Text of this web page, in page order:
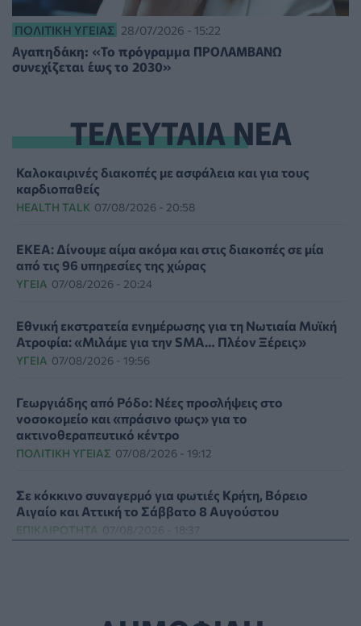
ΠΟΛΙΤΙΚΉ ΥΓΕΊΑΣ 28/07/2026 - 15:22
Αγαπηδάκη: «Το πρόγραμμα ΠΡΟΛΑΜΒΑΝΩ
συνεχίζεται έως το 2030»
ΤΕΛΕΥΤΑΙΑ ΝΕΑ
Καλοκαιρινές διακοπές με ασφάλεια και για τους
καρδιοπαθείς
HEALTH TALK 07/08/2026 - 20:58
ΕΚΕΑ: Δίνουμε αίμα ακόμα και στις διακοπές σε μία
από τις 96 υπηρεσίες της χώρας
ΥΓΕΊΑ 07/08/2026 - 20:24
Εθνική εκστρατεία ενημέρωσης για τη Νωτιαία Μυϊκή
Ατροφία: «Μιλάμε για την SMA… Πλέον Ξέρεις»
ΥΓΕΊΑ 07/08/2026 - 19:56
Γεωργιάδης από Ρόδο: Νέες προσλήψεις στο
νοσοκομείο και «πράσινο φως» για το
ακτινοθεραπευτικό κέντρο
ΠΟΛΙΤΙΚΉ ΥΓΕΊΑΣ 07/08/2026 - 19:12
Σε κόκκινο συναγερμό για φωτιές Κρήτη, Βόρειο
Αιγαίο και Αττική το Σάββατο 8 Αυγούστου
ΕΠΙΚΑΙΡΌΤΗΤΑ 07/08/2026 - 18:37